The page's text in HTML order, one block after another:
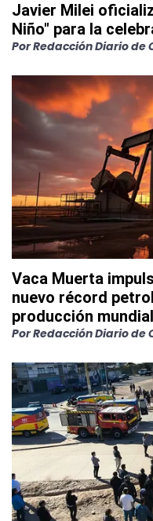
Javier Milei
Niño" para la
PorRedacción Diario de
Vaca Muerta
nuevo récord
producción mundial
PorRedacción Diario de